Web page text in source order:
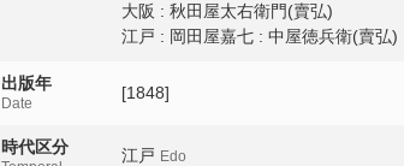
大阪 : 秋田屋太右衛門(賣弘)
江戸 : 岡田屋嘉七 : 中屋徳兵衛(賣弘)
出版年
Date
[1848]
時代区分 江戸 Edo